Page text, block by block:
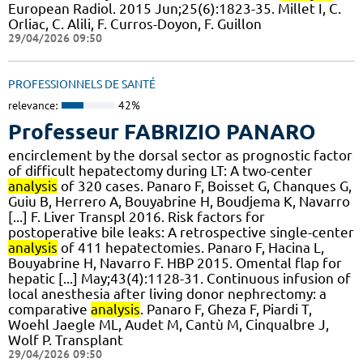
European Radiol. 2015 Jun;25(6):1823-35. Millet I, C.
Orliac, C. Alili, F. Curros-Doyon, F. Guillon
29/04/2026 09:50
PROFESSIONNELS DE SANTÉ
relevance: 42%
Professeur FABRIZIO PANARO
encirclement by the dorsal sector as prognostic factor
of difficult hepatectomy during LT: A two-center
analysis of 320 cases. Panaro F, Boisset G, Chanques G,
Guiu B, Herrero A, Bouyabrine H, Boudjema K, Navarro
[...] F. Liver Transpl 2016. Risk factors for
postoperative bile leaks: A retrospective single-center
analysis of 411 hepatectomies. Panaro F, Hacina L,
Bouyabrine H, Navarro F. HBP 2015. Omental flap for
hepatic [...] May;43(4):1128-31. Continuous infusion of
local anesthesia after living donor nephrectomy: a
comparative analysis. Panaro F, Gheza F, Piardi T,
Woehl Jaegle ML, Audet M, Cantù M, Cinqualbre J,
Wolf P. Transplant
29/04/2026 09:50